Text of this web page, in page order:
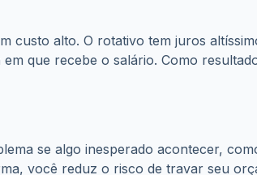
alto. O rotativo tem juros
que recebe o salário. Como
se algo inesperado acontecer,
você reduz o risco de travar seu